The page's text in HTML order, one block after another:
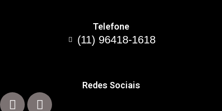
Telefone
(11) 96418-1618
Redes Sociais